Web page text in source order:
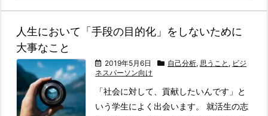
人生において「手段の目的化」をしないために
大事なこと
2019年5月6日 自己分析,思うこと , ビジ
ネスパーソン向け
「社会に対して、貢献したいんです」と
いう学生によく出会います。 就活生の志